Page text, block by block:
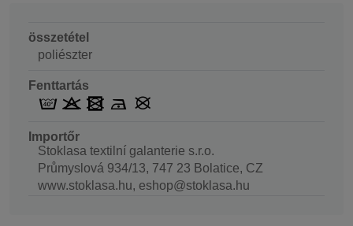
összetétel
poliészter
Fenttartás
Importőr
Stoklasa textilní galanterie s.r.o.
Průmyslová 934/13, 747 23 Bolatice, CZ
www.stoklasa.hu, eshop@stoklasa.hu